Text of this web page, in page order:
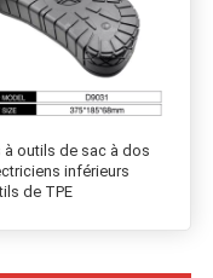
à outils de sac à dos
inférieurs
de TPE